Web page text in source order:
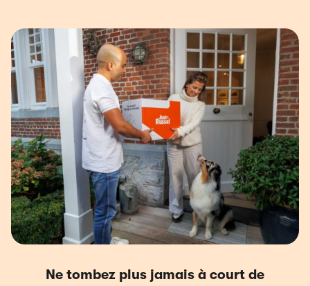
Ne tombez plus jamais à court de